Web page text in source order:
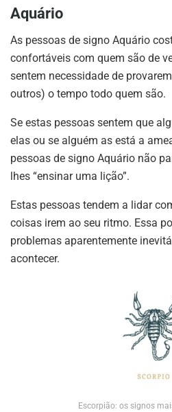
Aquário
As pessoas de signo Aquário
confortáveis com quem são de
sentem necessidade de
outros) o tempo todo quem são.
Se estas pessoas sentem que
elas ou se alguém as está a
pessoas de signo Aquário não
lhes “ensinar uma lição”.
Estas pessoas tendem a lidar
coisas irem ao seu ritmo. Essa
problemas aparentemente
acontecer.
Escorpião: os signos